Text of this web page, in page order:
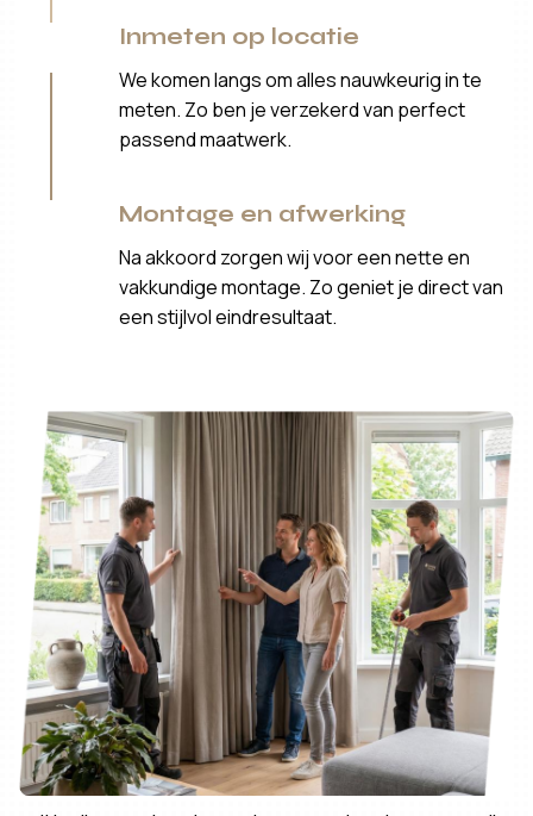
Inmeten op locatie
We komen langs om alles nauwkeurig in te
meten. Zo ben je verzekerd van perfect
passend maatwerk.
Montage en afwerking
Na akkoord zorgen wij voor een nette en
vakkundige montage. Zo geniet je direct van
een stijlvol eindresultaat.